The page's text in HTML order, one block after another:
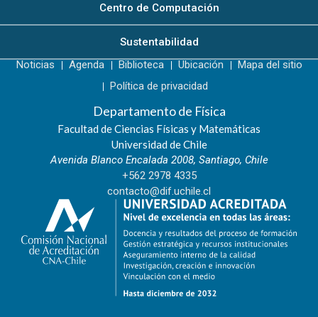
Centro de Computación
Sustentabilidad
Noticias
Agenda Biblioteca Ubicación
Mapa del sitio
Política de privacidad
Departamento de Física
Facultad de Ciencias Físicas y Matemáticas
Universidad de Chile
Avenida Blanco Encalada 2008, Santiago, Chile
+562 2978 4335
contacto@dif.uchile.cl